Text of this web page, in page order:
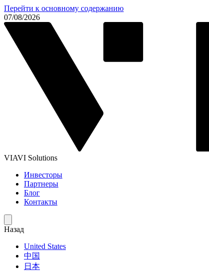
Перейти к основному содержанию
07/08/2026
VIAVI Solutions
Инвесторы
Партнеры
Блог
Контакты
Назад
United States
中国
日本